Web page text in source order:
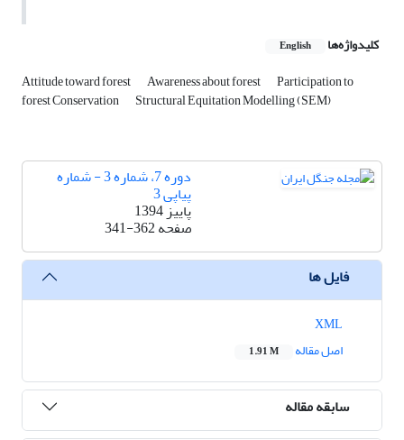
کلیدواژه‌ها English
Attitude toward forest Awareness about forest Participation to
forest Conservation Structural Equitation Modelling (SEM)
دوره 7، شماره 3 - شماره
پیاپی 3
پاییز 1394
صفحه341-362
فایل ها
اصل مقاله
1.91 M
سابقه مقاله